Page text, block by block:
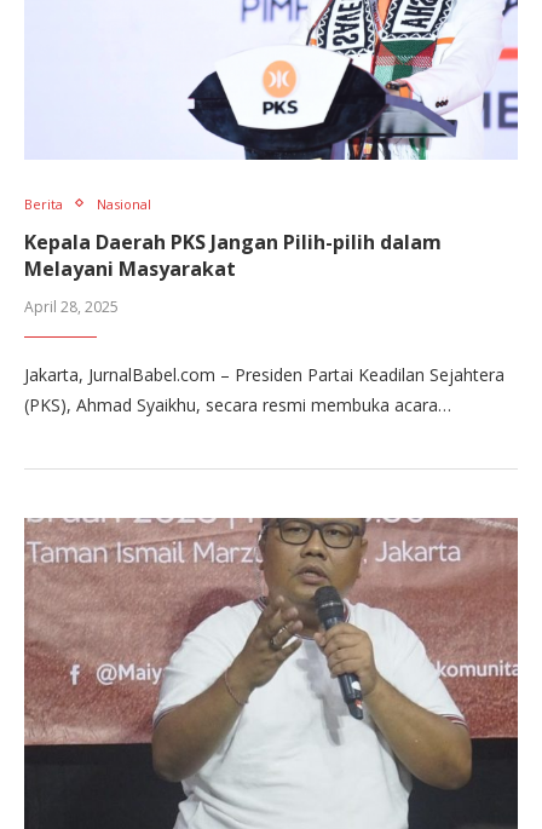
Berita Nasional
Kepala Daerah PKS Jangan Pilih-pilih dalam
Melayani Masyarakat
April 28, 2025
Jakarta, JurnalBabel.com – Presiden Partai Keadilan Sejahtera
(PKS), Ahmad Syaikhu, secara resmi membuka acara…